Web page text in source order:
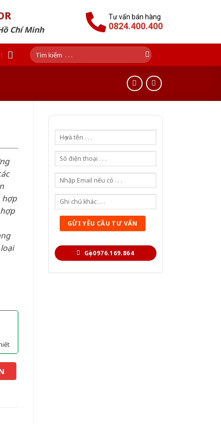
Chí Minh
Tư vấn bán hàng
0824.400.400
Tìm
kiếm:
Gọi 0976.169.864
hợp